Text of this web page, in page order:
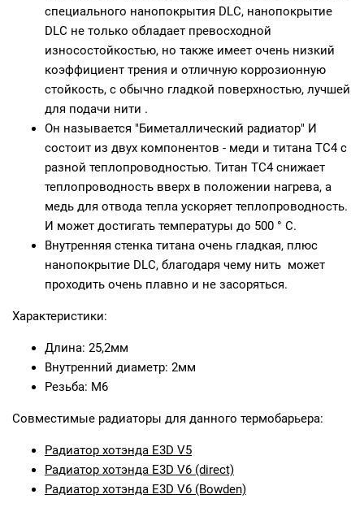
специального нанопокрытия DLC, нанопокрытие
DLC не только обладает превосходной
износостойкостью, но также имеет очень низкий
коэффициент трения и отличную коррозионную
стойкость, с обычно гладкой поверхностью, лучшей
для подачи нити .
Он называется "Биметаллический радиатор" И
состоит из двух компонентов - меди и титана TC4 с
разной теплопроводностью. Титан TC4 снижает
теплопроводность вверх в положении нагрева, а
медь для отвода тепла ускоряет теплопроводность.
И может достигать температуры до 500 ° C.
Внутренняя стенка титана очень гладкая, плюс
нанопокрытие DLC, благодаря чему нить может
проходить очень плавно и не засоряться.
Характеристики:
Длина: 25,2мм
Внутренний диаметр: 2мм
Резьба: М6
Совместимые радиаторы для данного термобарьера:
Радиатор хотэнда E3D V5
Радиатор хотэнда E3D V6 (direct)
Радиатор хотэнда E3D V6 (Bowden)